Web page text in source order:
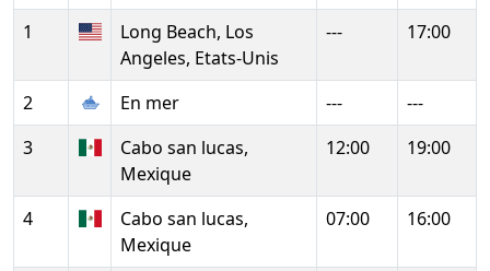
1
Long Beach, Los
Angeles, Etats-Unis
--- 17:00
2 En mer ---
---
3
Cabo san lucas,
Mexique
12:00 19:00
4
Cabo san lucas,
Mexique
07:00 16:00